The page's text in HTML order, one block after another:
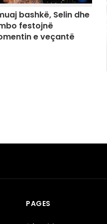
bashkë, Selin dhe
festojnë
e veçantë
PAGES